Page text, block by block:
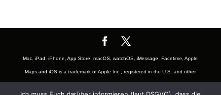
Mac, iPad, iPhone, App Store, macOS, watchOS, iMessage, Facetime, Apple
Maps and iOS is a trademark of Apple Inc., registered in the U.S. and other